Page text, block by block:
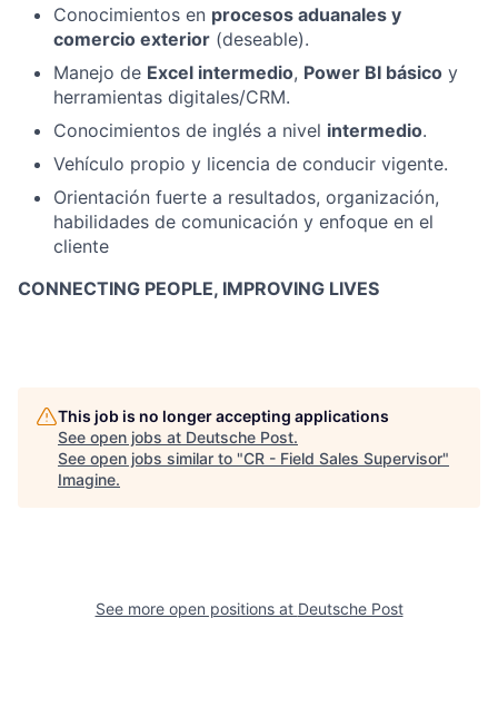
Conocimientos en procesos aduanales y
comercio exterior (deseable).
Manejo de Excel intermedio, Power BI básico y
herramientas digitales/CRM.
Conocimientos de inglés a nivel intermedio.
Vehículo propio y licencia de conducir vigente.
Orientación fuerte a resultados, organización,
habilidades de comunicación y enfoque en el
cliente
CONNECTING PEOPLE, IMPROVING LIVES
This job is no longer accepting applications
See open jobs at Deutsche Post.
See open jobs similar to "CR - Field Sales Supervisor"
Imagine.
See more open positions at Deutsche Post